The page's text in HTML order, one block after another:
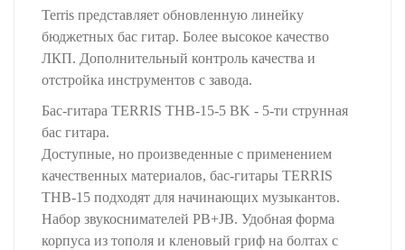
Terris представляет обновленную линейку
бюджетных бас гитар. Более высокое качество
ЛКП. Дополнительный контроль качества и
отстройка инструментов с завода.
Бас-гитара TERRIS THB-15-5 BK - 5-ти струнная
бас гитара.
Доступные, но произведенные с применением
качественных материалов, бас-гитары TERRIS
THB-15 подходят для начинающих музыкантов.
Набор звукоснимателей PB+JB. Удобная форма
корпуса из тополя и кленовый гриф на болтах с